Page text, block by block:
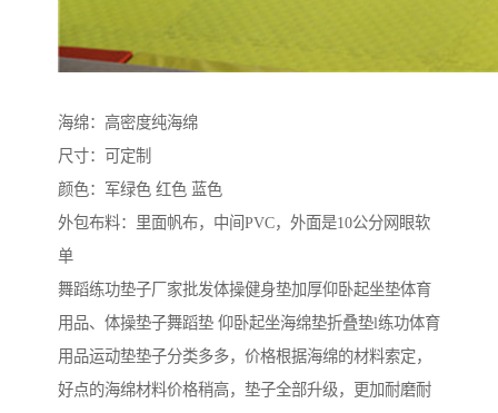
海绵：高密度纯海绵
尺寸：可定制
颜色：军绿色 红色 蓝色
外包布料：里面帆布，中间PVC，外面是10公分网眼软
单
舞蹈练功垫子厂家批发体操健身垫加厚仰卧起坐垫体育
用品、体操垫子舞蹈垫 仰卧起坐海绵垫折叠垫l练功体育
用品运动垫垫子分类多多，价格根据海绵的材料索定，
好点的海绵材料价格稍高，垫子全部升级，更加耐磨耐